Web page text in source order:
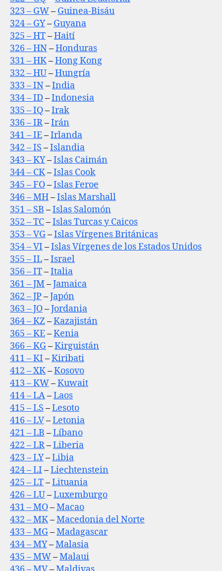
323 – GW– Guinea-Bisáu
324 – GY– Guyana
325 – HT–Haití
326 – HN–Honduras
331 – HK–Hong Kong
332 – HU–Hungría
333 – IN–India
334 – ID –Indonesia
335 – IQ–Irak
336 – IR–Irán
341 – IE–Irlanda
342 – IS –Islandia
343 – KY–Islas Caimán
344 – CK–Islas Cook
345 – FO–Islas Feroe
346 – MH–Islas Marshall
351 – SB –Islas Salomón
352 – TC–Islas Turcas y Caicos
353 – VG–Islas Vírgenes Británicas
354 – VI –Islas Vírgenes de los Estados Unidos
355 – IL–Israel
356 – IT–Italia
361 – JM–Jamaica
362 – JP–Japón
363 – JO–Jordania
364 – KZ –Kazajistán
365 – KE–Kenia
366 – KG–Kirguistán
411 – KI –Kiribati
412 – XK–Kosovo
413 – KW–Kuwait
414 – LA–Laos
415 – LS –Lesoto
416 – LV–Letonia
421 – LB –Líbano
422 – LR–Liberia
423 – LY–Libia
424 – LI –Liechtenstein
425 – LT–Lituania
426 – LU–Luxemburgo
431 – MO–Macao
432 – MK–Macedonia del Norte
433 – MG–Madagascar
434 – MY–Malasia
435 – MW–Malaui